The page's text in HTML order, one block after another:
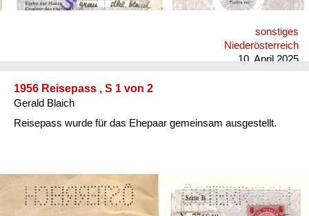
sonstiges
Niederösterreich
10. April 2025
1956 Reisepass , S 1 von 2
Gerald Blaich
Reisepass wurde für das Ehepaar gemeinsam ausgestellt.